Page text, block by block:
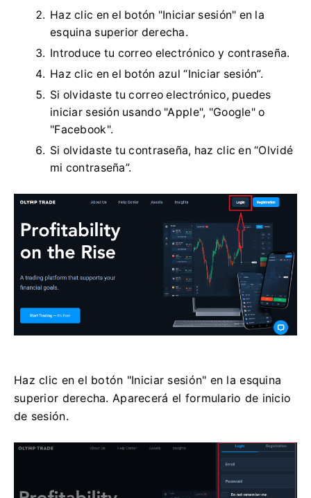
Haz clic en el botón "Iniciar sesión" en la
esquina superior derecha.
Introduce tu correo electrónico y contraseña.
Haz clic en el botón azul “Iniciar sesión”.
Si olvidaste tu correo electrónico, puedes
iniciar sesión usando "Apple", "Google" o
"Facebook".
Si olvidaste tu contraseña, haz clic en “Olvidé
mi contraseña”.
Haz clic en el botón "Iniciar sesión" en la esquina
superior derecha. Aparecerá el formulario de inicio
de sesión.